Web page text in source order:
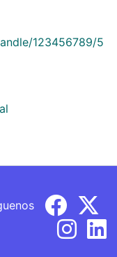
123456789/5